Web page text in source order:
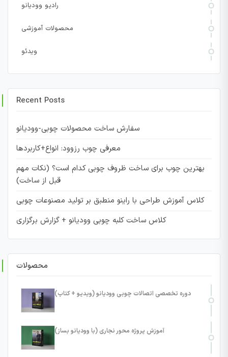
رادیو وودیانو
محصولات آموزشی
ویدئو
Recent Posts
سفارش ساخت محصولات چوبی-وودیانو
معرفی چوب رزوود: انواع+کاربردها
بهترین چوب برای ساخت ظروف چوبی کدام است؟ (نکات مهم
قبل از ساخت)
کلاس آموزش طراحی با راینو منطبق بر تولید مصنوعات چوبی
کلاس ساخت کلبه چوبی وودیانو + گزارش برگزاری
محصولات
دوره تخصصی اتصالات چوبی وودیانو (ویدیو + کتاب)
آموزش پروژه محور نجاری (با وودیانو بساز)